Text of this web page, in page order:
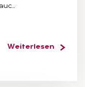
Weiterlesen